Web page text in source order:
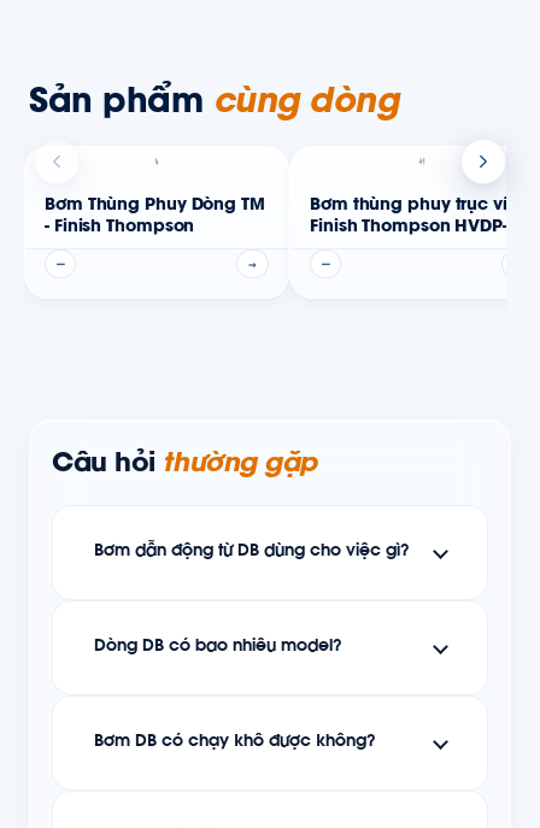
Sản phẩm cùng dòng
Bơm Thùng Phuy Dòng TM
- Finish Thompson
— →
Bơm thùng phuy trục vít
Finish Thompson HVDP-LR
—
Câu hỏi thường gặp
Bơm dẫn động từ DB dùng cho việc gì?
Dòng DB có bao nhiêu model?
Bơm DB có chạy khô được không?